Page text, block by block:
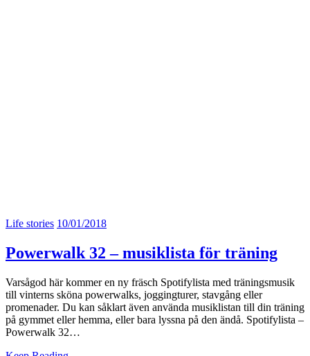
Life stories 10/01/2018
Powerwalk 32 – musiklista för träning
Varsågod här kommer en ny fräsch Spotifylista med träningsmusik
till vinterns sköna powerwalks, joggingturer, stavgång eller
promenader. Du kan såklart även använda musiklistan till din träning
på gymmet eller hemma, eller bara lyssna på den ändå. Spotifylista –
Powerwalk 32…